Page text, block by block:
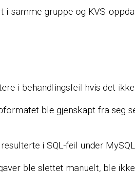
i samme gruppe og KVS
i behandlingsfeil hvis det
ble gjenskapt fra seg
i SQL-feil under
ble slettet manuelt, ble